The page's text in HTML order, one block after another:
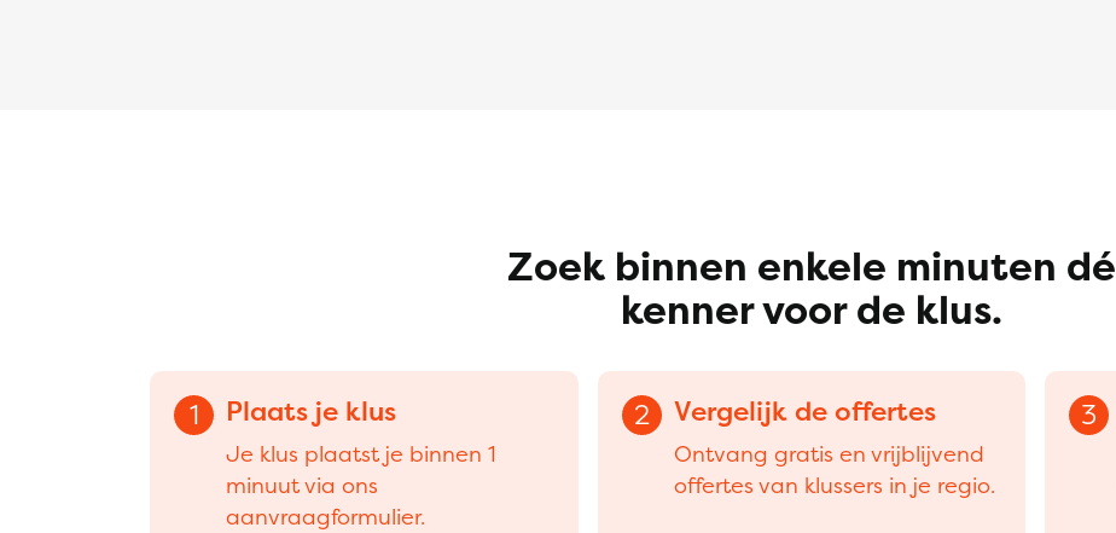
Zoek binnen enkele minuten dé
kenner voor de klus.
1 Plaats je klus
Je klus plaatst je binnen 1
minuut via ons
aanvraagformulier.
2 Vergelijk de offertes
Ontvang gratis en vrijblijvend
offertes van klussers in je regio.
3